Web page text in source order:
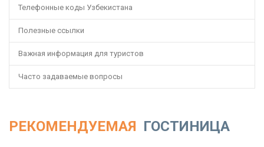
Телефонные коды Узбекистана
Полезные ссылки
Важная информация для туристов
Часто задаваемые вопросы
РЕКОМЕНДУЕМАЯ ГОСТИНИЦА